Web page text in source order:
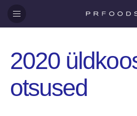
2020
otsused